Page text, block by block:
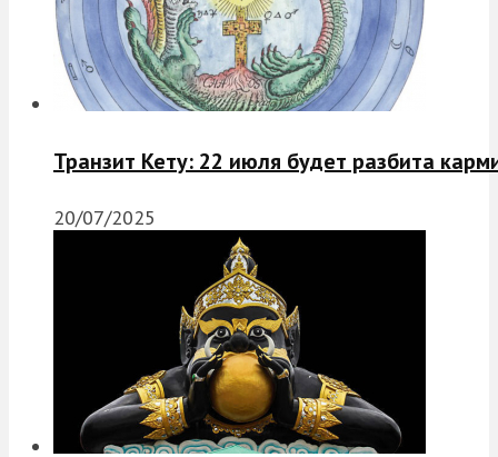
Транзит Кету: 22 июля будет разбита
20/07/2025